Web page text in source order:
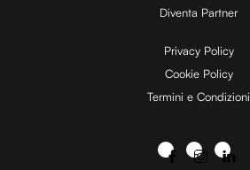
Diventa Partner
Privacy Policy
Cookie Policy
Termini e Condizioni